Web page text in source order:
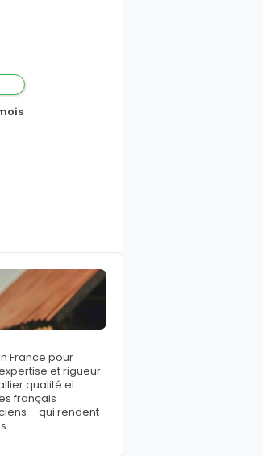
France pour
et rigueur.
qualité et
français
– qui rendent